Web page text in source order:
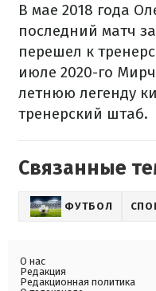
В мае 2018 года
последний матч
перешел к
июле 2020-го
летнюю легенду
тренерский штаб.
Связанные
ФУТБОЛ
О нас
Редакция
Редакционная политика